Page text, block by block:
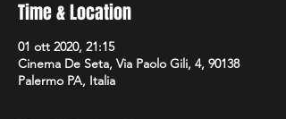
Time & Location
01 ott 2020, 21:15
Cinema De Seta, Via Paolo Gili, 4, 90138
Palermo PA, Italia